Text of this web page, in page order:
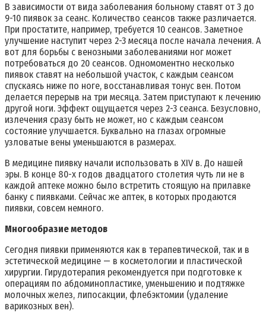
В зависимости от вида заболевания больному ставят от 3 до
9-10 пиявок за сеанс. Количество сеансов также различается.
При простатите, например, требуется 10 сеансов. Заметное
улучшение наступит через 2-3 месяца после начала лечения. А
вот для борьбы с венозными заболеваниями ног может
потребоваться до 20 сеансов. Одномоментно несколько
пиявок ставят на небольшой участок, с каждым сеансом
спускаясь ниже по ноге, восстанавливая тонус вен. Потом
делается перерыв на три месяца. Затем приступают к лечению
другой ноги. Эффект ощущается через 2-3 сеанса. Безусловно,
излечения сразу быть не может, но с каждым сеансом
состояние улучшается. Буквально на глазах огромные
узловатые вены уменьшаются в размерах.
В медицине пиявку начали использовать в XIV в. До нашей
эры. В конце 80-х годов двадцатого столетия чуть ли не в
каждой аптеке можно было встретить стоящую на прилавке
банку с пиявками. Сейчас же аптек, в которых продаются
пиявки, совсем немного.
Многообразие методов
Сегодня пиявки применяются как в терапевтической, так и в
эстетической медицине — в косметологии и пластической
хирургии. Гирудотерапия рекомендуется при подготовке к
операциям по абдоминопластике, уменьшению и подтяжке
молочных желез, липосакции, флебэктомии (удаление
варикозных вен).